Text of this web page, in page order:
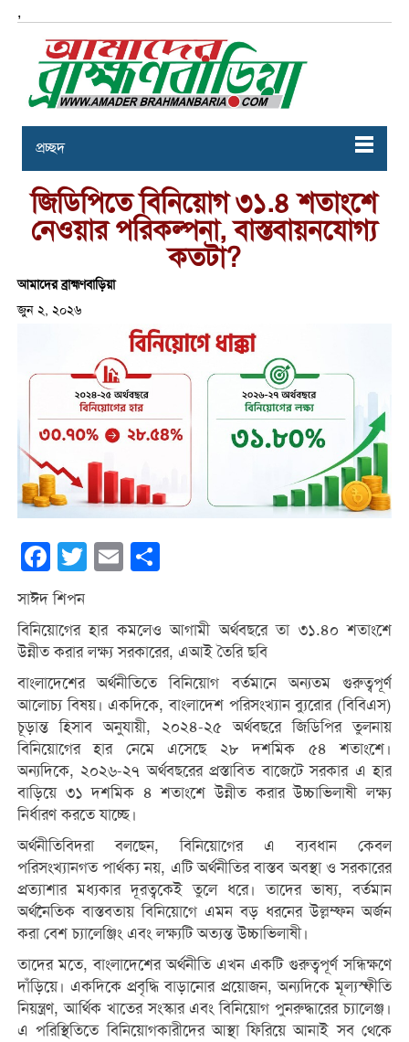
,
প্রচ্ছদ
জিডিপিতে বিনিয়োগ ৩১.৪ শতাংশে
নেওয়ার পরিকল্পনা, বাস্তবায়নযোগ্য
কতটা?
আমাদের ব্রাহ্মণবাড়িয়া
জুন ২, ২০২৬
Facebook
Twitter Email
সাঈদ শিপন
বিনিয়োগের হার কমলেও আগামী অর্থবছরে তা ৩১.৪০ শতাংশে
উন্নীত করার লক্ষ্য সরকারের, এআই তৈরি ছবি
বাংলাদেশের অর্থনীতিতে বিনিয়োগ বর্তমানে অন্যতম গুরুত্বপূর্ণ
আলোচ্য বিষয়। একদিকে, বাংলাদেশ পরিসংখ্যান ব্যুরোর (বিবিএস)
চূড়ান্ত হিসাব অনুযায়ী, ২০২৪-২৫ অর্থবছরে জিডিপির তুলনায়
বিনিয়োগের হার নেমে এসেছে ২৮ দশমিক ৫৪ শতাংশে।
অন্যদিকে, ২০২৬-২৭ অর্থবছরের প্রস্তাবিত বাজেটে সরকার এ হার
বাড়িয়ে ৩১ দশমিক ৪ শতাংশে উন্নীত করার উচ্চাভিলাষী লক্ষ্য
নির্ধারণ করতে যাচ্ছে।
অর্থনীতিবিদরা বলছেন, বিনিয়োগের এ ব্যবধান কেবল
পরিসংখ্যানগত পার্থক্য নয়, এটি অর্থনীতির বাস্তব অবস্থা ও সরকারের
প্রত্যাশার মধ্যকার দূরত্বকেই তুলে ধরে। তাদের ভাষ্য, বর্তমান
অর্থনৈতিক বাস্তবতায় বিনিয়োগে এমন বড় ধরনের উল্লম্ফন অর্জন
করা বেশ চ্যালেঞ্জিং এবং লক্ষ্যটি অত্যন্ত উচ্চাভিলাষী।
তাদের মতে, বাংলাদেশের অর্থনীতি এখন একটি গুরুত্বপূর্ণ সন্ধিক্ষণে
দাঁড়িয়ে। একদিকে প্রবৃদ্ধি বাড়ানোর প্রয়োজন, অন্যদিকে মূল্যস্ফীতি
নিয়ন্ত্রণ, আর্থিক খাতের সংস্কার এবং বিনিয়োগ পুনরুদ্ধারের চ্যালেঞ্জ।
এ পরিস্থিতিতে বিনিয়োগকারীদের আস্থা ফিরিয়ে আনাই সব থেকে